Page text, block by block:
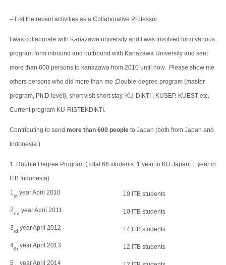
– List the recent activities as a Collaborative Professor.
I was collaborate with Kanazawa university and I was involved form various
program form inbound and outbound with Kanazawa University and sent
more than 600 persons to kanazawa from 2010 until now. Please show me
others persons who did more than me ;Double-degree program (master
program, Ph.D level), short visit short stay, KU-DIKTI , KUSEP, KUEST etc.
Current program KU-RISTEKDIKTI.
Contributing to sendmore than 600 peopleto Japan (both from Japan and
Indonesia )
1. Double Degree Program (Total 66 students, 1 year in KU Japan, 1 year in
ITB Indonesia)
1 st year April 2010 10 ITB students
2nd year April 2011 10 ITB students
3rd year April 2012 14 ITB students
4th year April 2013 12 ITB students
5 year April 2014